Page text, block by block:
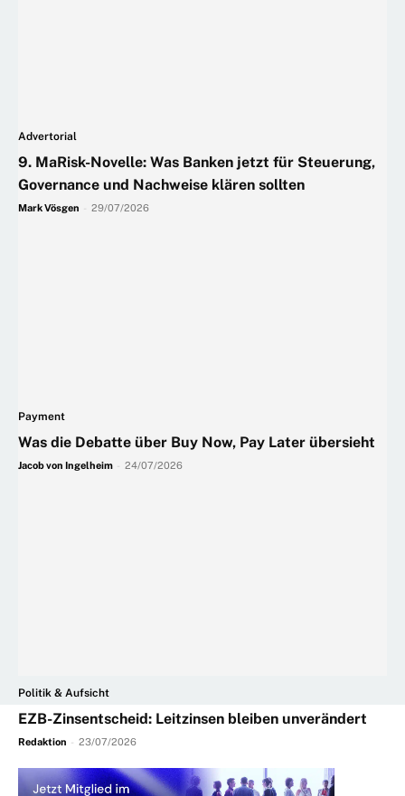
Advertorial
9. MaRisk-Novelle: Was Banken jetzt für Steuerung,
Governance und Nachweise klären sollten
Mark Vösgen 29/07/2026
Payment
Was die Debatte über Buy Now, Pay Later übersieht
Jacob von Ingelheim 24/07/2026
Politik & Aufsicht
EZB-Zinsentscheid: Leitzinsen bleiben unverändert
Redaktion - 23/07/2026